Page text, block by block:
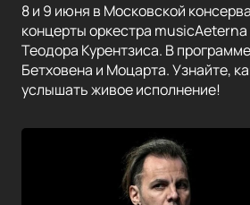
8 и 9 июня в Московской
концерты оркестра
Теодора Курентзиса. В
Бетховена и Моцарта. Узнайте,
услышать живое исполнение!